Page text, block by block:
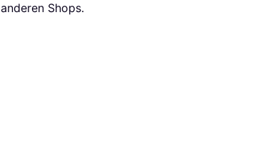
anderen Shops.